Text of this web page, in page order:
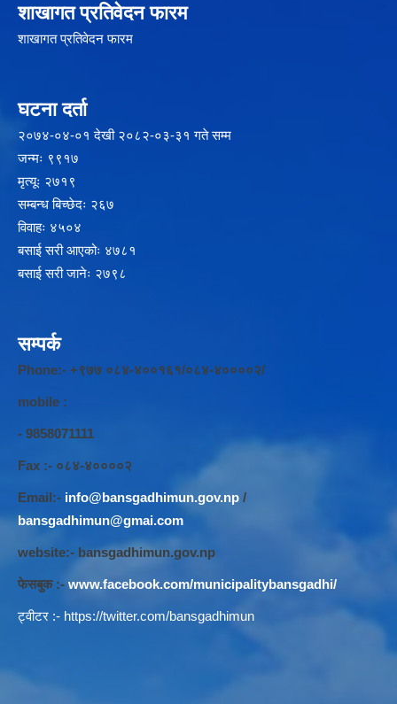
शाखागत प्रतिवेदन फारम
शाखागत प्रतिवेदन फारम
घटना दर्ता
२‍०७४-०४-०१ देखी २०८२-०३-३१ गते सम्म
जन्मः ९९१७
मृत्यूः २७१९
सम्बन्ध बिच्छेदः २६७
विवाहः ४५०४
बसाई सरी आएकोः ४७८१
बसाई सरी जानेः २७९८
सम्पर्क
Phone:- +९७७ ०८४-४००१६१/०८४-४००००२/
mobile :
- 9858071111
Fax :- ०८४-४००००२
Email:- info@bansgadhimun.gov.np /
bansgadhimun@gmai.com
website:- bansgadhimun.gov.np
फेसबुक :- www.facebook.com/municipalitybansgadhi/
ट्वीटर :- https://twitter.com/bansgadhimun